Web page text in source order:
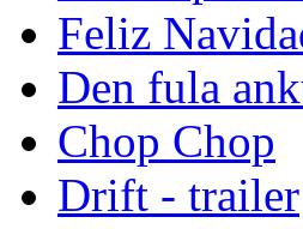
Feliz
Den fula
Chop Chop
Drift - trailer